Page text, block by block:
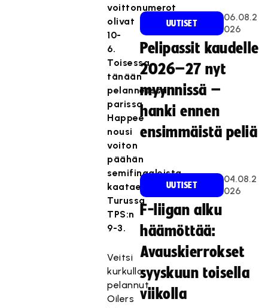
voittonumerot
olivat
10-
6.
Toisessa
tänään
pelanneessa
parissa
Happee
nousi
voiton
päähän
semifinaaleista
kaataessaan
Turussa
TPS:n
9-3.
Veitsi
kurkulla
pelannut
Oilers
UUTISET
06.08.2
026
Pelipassit kaudelle
2026–27 nyt
myynnissä –
hanki ennen
ensimmäistä peliä
UUTISET
04.08.2
026
F-liigan alku
häämöttää:
Avauskierrokset
syyskuun toisella
viikolla